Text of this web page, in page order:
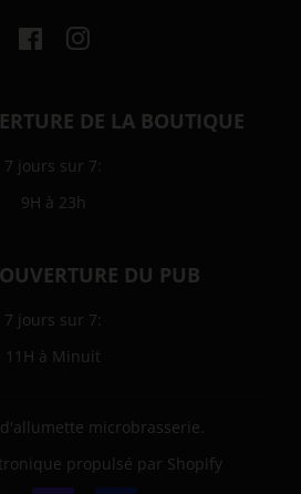
Facebook
DE LA BOUTIQUE
7 jours sur 7:
9H à 23h
DU PUB
7 jours sur 7:
11H à Minuit
microbrasserie.
propulsé par Shopify